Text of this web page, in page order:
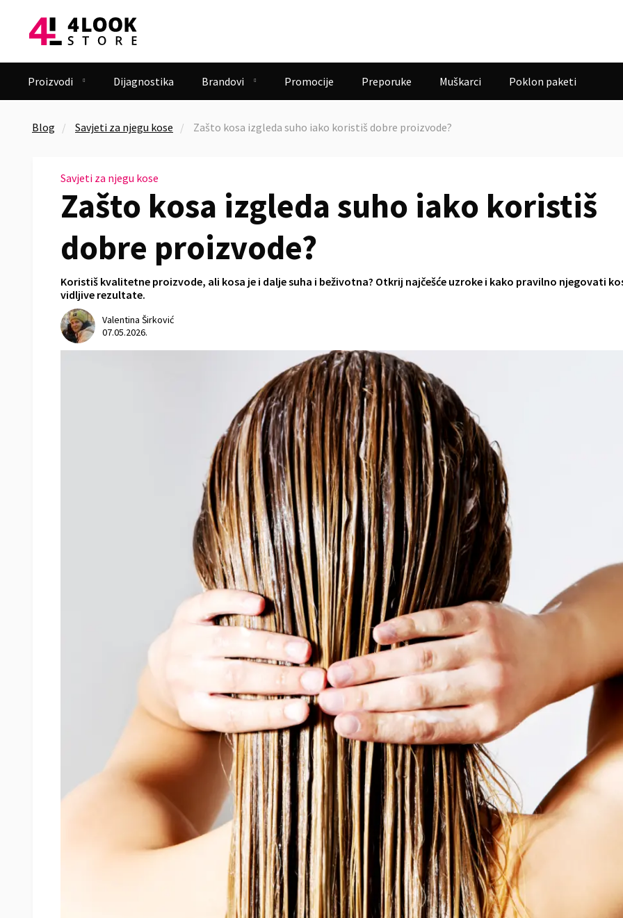
Proizvodi  Dijagnostika Brandovi  Promocije Preporuke Muškarci Poklon paketi
Blog Savjeti za njegu kose Zašto kosa izgleda suho iako koristiš dobre proizvode?
Savjeti za njegu kose
Zašto kosa izgleda suho iako koristiš
dobre proizvode?
Koristiš kvalitetne proizvode, ali kosa je i dalje suha i beživotna? Otkrij najčešće uzroke i kako pravilno njegovati
vidljive rezultate.
Valentina Širković
07.05.2026.